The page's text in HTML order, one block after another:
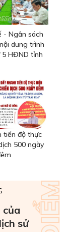
- Ngân sách
dung trình
HĐND tỉnh
tiến độ thực
500 ngày
sử